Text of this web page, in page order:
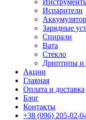
Испарители
Зарядные
Спирали
Вата
Стекло
Дриптипы и
Акции
Главная
Оплата и доставка
Блог
Контакты
+38 (096) 205-02-